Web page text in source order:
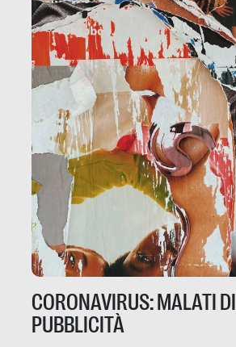
CORONAVIRUS: MALATI DI
PUBBLICITÀ